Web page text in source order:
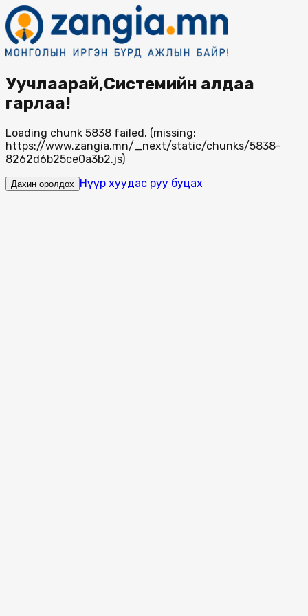
Уучлаарай,Системийн алдаа
гарлаа!
Loading chunk 5838 failed. (missing:
https://www.zangia.mn/_next/static/chunks/5838-
8262d6b25ce0a3b2.js)
Дахин оролдох Нүүр хуудас руу буцах